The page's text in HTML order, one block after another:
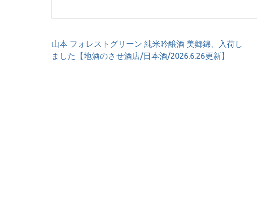
投
稿
山本 フォレストグリーン 純米吟醸酒 美郷錦、入荷し
ました【地酒のさせ酒店/日本酒/2026.6.26更新】